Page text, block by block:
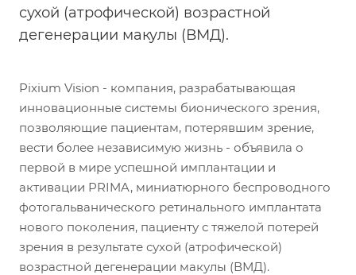
сухой (атрофической) возрастной
дегенерации макулы (ВМД).
Pixium Vision - компания, разрабатывающая
инновационные системы бионического зрения,
позволяющие пациентам, потерявшим зрение,
вести более независимую жизнь - объявила о
первой в мире успешной имплантации и
активации PRIMA, миниатюрного беспроводного
фотогальванического ретинального имплантата
нового поколения, пациенту с тяжелой потерей
зрения в результате сухой (атрофической)
возрастной дегенерации макулы (ВМД).